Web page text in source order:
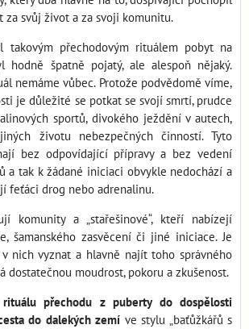
za svůj život a za svoji komunitu.
takovým přechodovým rituálem pobyt na
hodně špatně pojatý, ale alespoň nějaký.
nemáme vůbec. Protože podvědomě víme,
je důležité se potkat se svojí smrtí, prudce
sportů, divokého ježdění v autech,
životu nebezpečných činností. Tyto
bez odpovídající přípravy a bez vedení
a tak k žádané iniciaci obvykle nedochází a
feťáci drog nebo adrenalinu.
komunity a „stařešinové“, kteří nabízejí
šamanského zasvěcení či jiné iniciace. Je
nich vyznat a hlavně najít toho správného
dostatečnou moudrost, pokoru a zkušenost.
přechodu z puberty do dospělosti
do dalekých zemí ve stylu „baťůžkářů s